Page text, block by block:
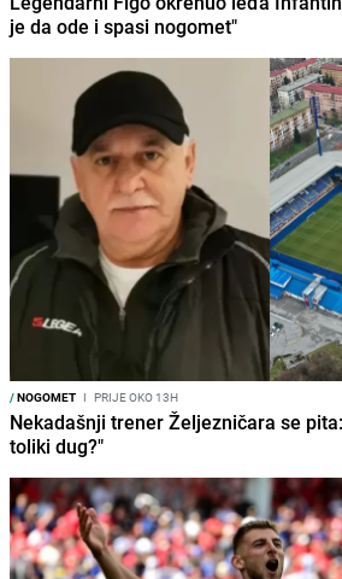
je da ode i spasi nogomet"
/NOGOMET I PRIJE OKO 13H
Nekadašnji trener Željezničara se
toliki dug?"